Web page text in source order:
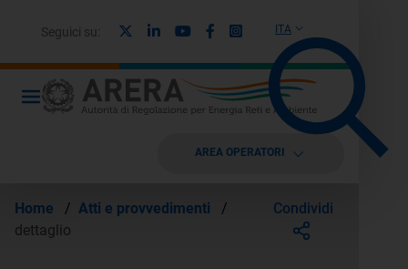
ITA
Seguici su: LinkedinYoutubeFacebook
Instagram
AREA OPERATORI
Home / Atti e provvedimenti
/
dettaglio
Condividi